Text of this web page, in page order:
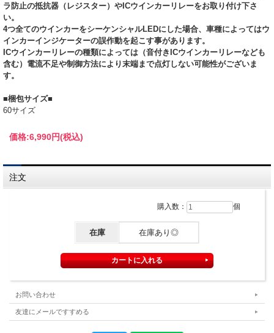
ラ防止の抵抗器（レジスター）やICウインカーリレーをお取り付け下さ
い。
4つ全てのウインカーをシーケンシャルLEDにした場合、車種によってはウ
インカーインジケーターの誤作動を起こす事があります。
ICウインカーリレーの種類によっては（音付きICウインカーリレーなども
含む）電流不足や制御方法により末端まで点灯しない可能性がございま
す。
■梱包サイズ■
60サイズ
価格:6,990円(税込)
注文
購入数： 個
在庫 在庫あり◎
お問い合わせ
友達にメールですすめる